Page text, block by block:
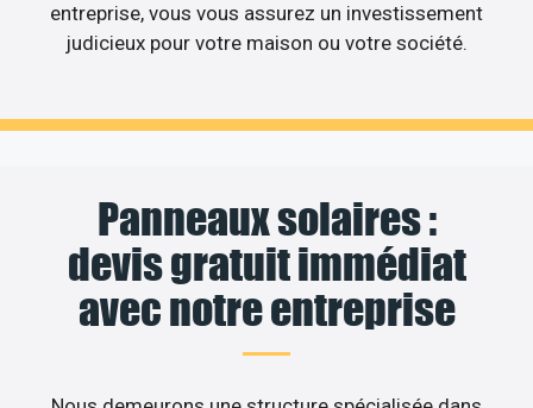
entreprise, vous vous assurez un investissement
judicieux pour votre maison ou votre société.
Panneaux solaires :
devis gratuit immédiat
avec notre entreprise